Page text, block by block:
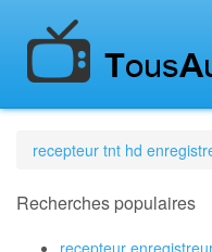
recepteur tnt hd
Recherches populaires
recepteur